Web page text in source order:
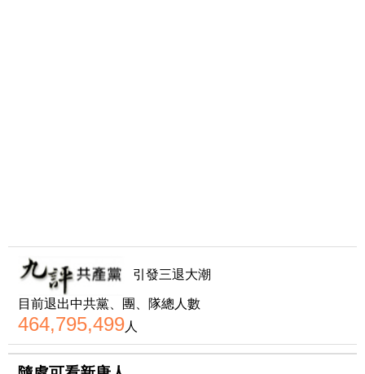
引發三退大潮
目前退出中共黨、團、隊總人數
464,795,499人